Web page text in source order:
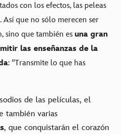
con los efectos, las peleas
. Así que no sólo merecen ser
sino que también es una gran
las enseñanzas de la
: "Transmite lo que has
de las películas, el
también varias
, que conquistarán el corazón